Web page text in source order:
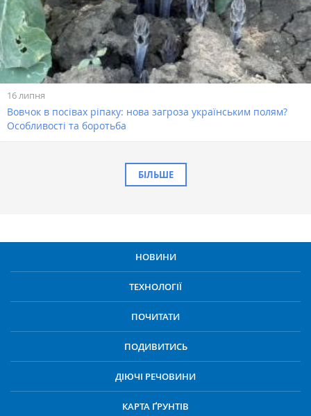
16 липня
Вовчок в посівах ріпаку: нова загроза українським полям?
Особливості та боротьба
БІЛЬШЕ
НОВИНИ
ТЕХНОЛОГІЇ
ПОЧИТАТИ
ПОДИВИТИСЬ
ДІЮЧІ РЕЧОВИНИ
КАРТА ҐРУНТІВ